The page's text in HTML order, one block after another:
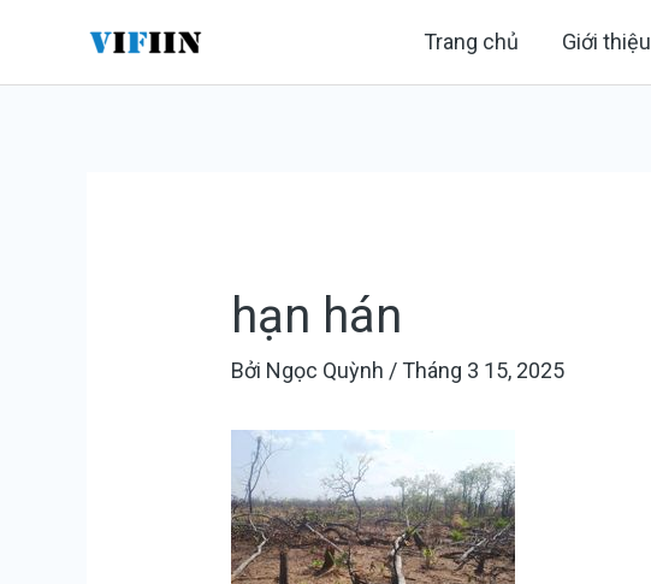
Trang chủ Giới thiệu
hạn hán
Bởi Ngọc Quỳnh / Tháng 3 15, 2025
hướng